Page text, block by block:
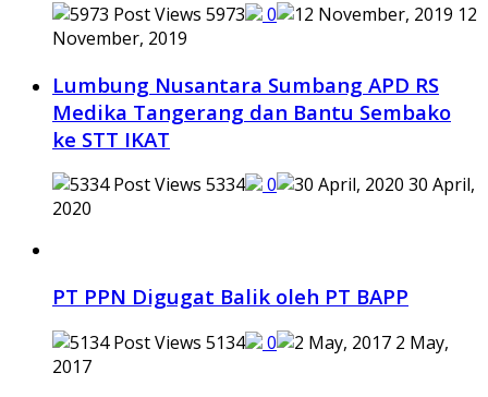
5973 0
12
November, 2019
Lumbung Nusantara Sumbang APD RS
Medika Tangerang dan Bantu Sembako
ke STT IKAT
5334 0
30 April,
2020
PT PPN Digugat Balik oleh PT BAPP
5134 0
2 May,
2017